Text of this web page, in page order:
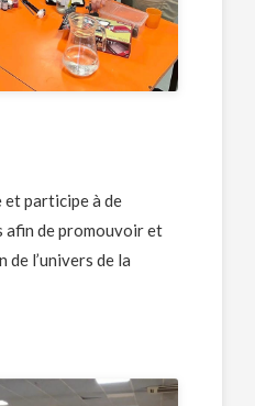
et participe à de
afin de promouvoir et
l’univers de la